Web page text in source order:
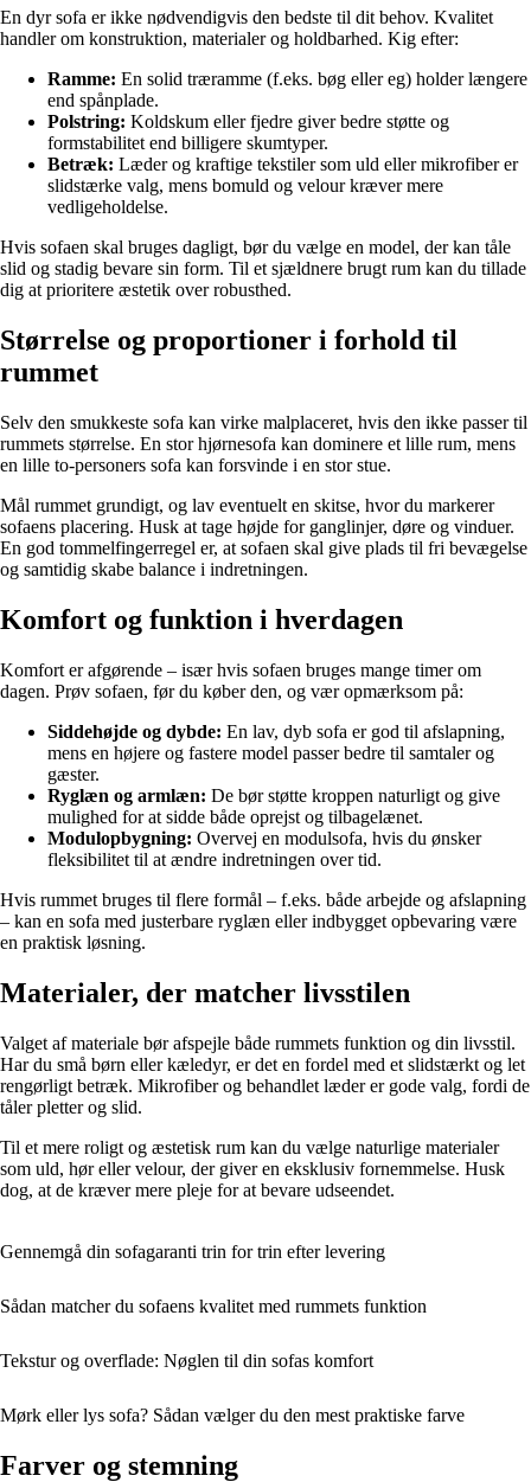
En dyr sofa er ikke nødvendigvis den bedste til dit behov. Kvalitet
handler om konstruktion, materialer og holdbarhed. Kig efter:
Ramme: En solid træramme (f.eks. bøg eller eg) holder længere
end spånplade.
Polstring: Koldskum eller fjedre giver bedre støtte og
formstabilitet end billigere skumtyper.
Betræk: Læder og kraftige tekstiler som uld eller mikrofiber er
slidstærke valg, mens bomuld og velour kræver mere
vedligeholdelse.
Hvis sofaen skal bruges dagligt, bør du vælge en model, der kan tåle
slid og stadig bevare sin form. Til et sjældnere brugt rum kan du tillade
dig at prioritere æstetik over robusthed.
Størrelse og proportioner i forhold til
rummet
Selv den smukkeste sofa kan virke malplaceret, hvis den ikke passer til
rummets størrelse. En stor hjørnesofa kan dominere et lille rum, mens
en lille to-personers sofa kan forsvinde i en stor stue.
Mål rummet grundigt, og lav eventuelt en skitse, hvor du markerer
sofaens placering. Husk at tage højde for ganglinjer, døre og vinduer.
En god tommelfingerregel er, at sofaen skal give plads til fri bevægelse
og samtidig skabe balance i indretningen.
Komfort og funktion i hverdagen
Komfort er afgørende – især hvis sofaen bruges mange timer om
dagen. Prøv sofaen, før du køber den, og vær opmærksom på:
Siddehøjde og dybde: En lav, dyb sofa er god til afslapning,
mens en højere og fastere model passer bedre til samtaler og
gæster.
Ryglæn og armlæn: De bør støtte kroppen naturligt og give
mulighed for at sidde både oprejst og tilbagelænet.
Modulopbygning: Overvej en modulsofa, hvis du ønsker
fleksibilitet til at ændre indretningen over tid.
Hvis rummet bruges til flere formål – f.eks. både arbejde og afslapning
– kan en sofa med justerbare ryglæn eller indbygget opbevaring være
en praktisk løsning.
Materialer, der matcher livsstilen
Valget af materiale bør afspejle både rummets funktion og din livsstil.
Har du små børn eller kæledyr, er det en fordel med et slidstærkt og let
rengørligt betræk. Mikrofiber og behandlet læder er gode valg, fordi de
tåler pletter og slid.
Til et mere roligt og æstetisk rum kan du vælge naturlige materialer
som uld, hør eller velour, der giver en eksklusiv fornemmelse. Husk
dog, at de kræver mere pleje for at bevare udseendet.
Gennemgå din sofagaranti trin for trin efter levering
Sådan matcher du sofaens kvalitet med rummets funktion
Tekstur og overflade: Nøglen til din sofas komfort
Mørk eller lys sofa? Sådan vælger du den mest praktiske farve
Farver og stemning